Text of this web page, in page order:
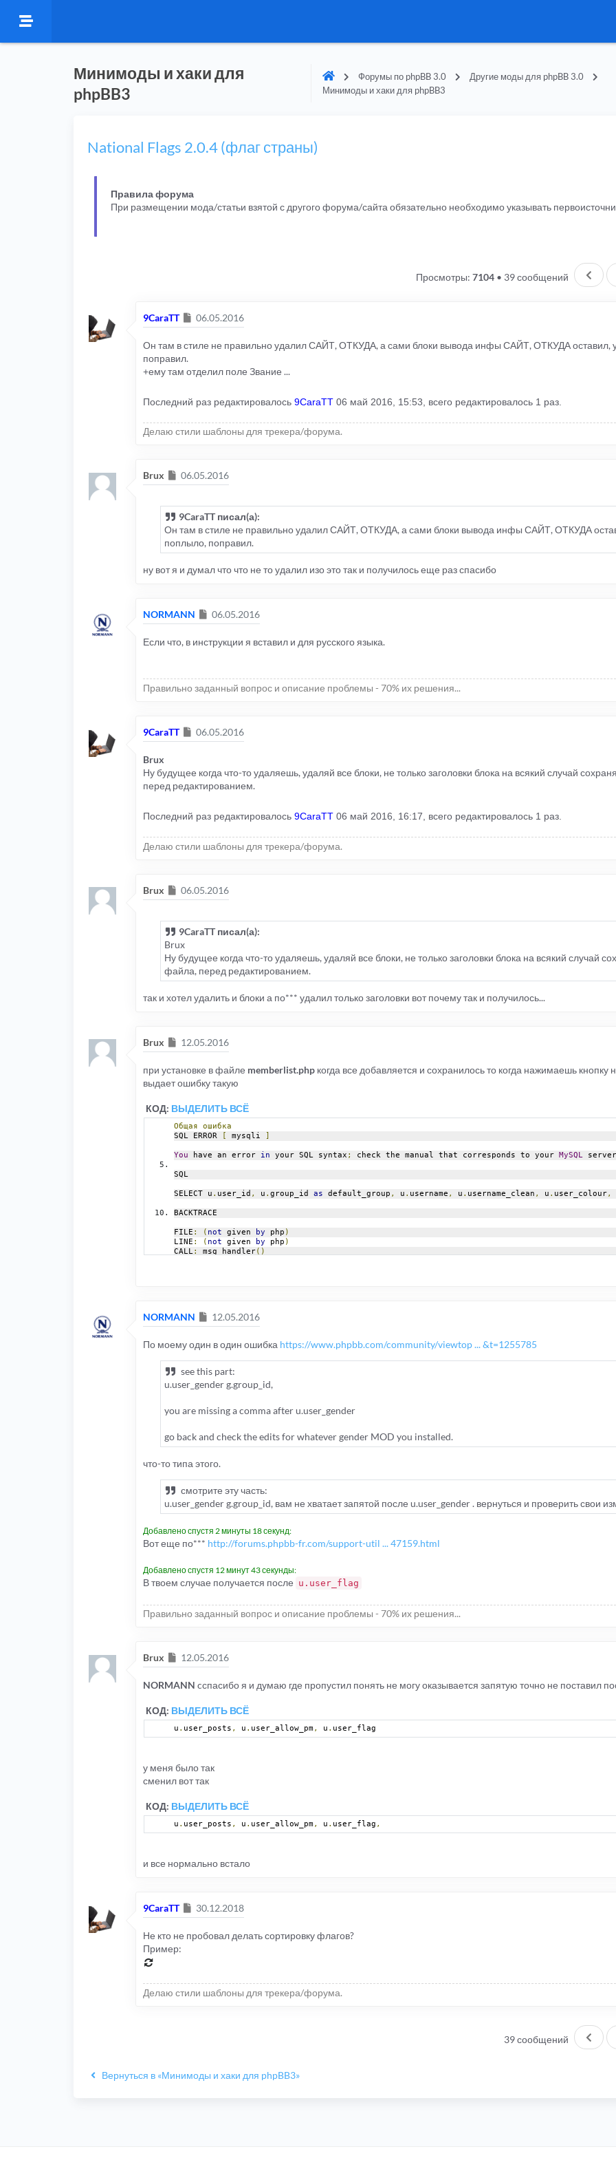
Минимоды и хаки для
phpBB3
Форумы по phpBB 3.0
Другие моды для phpBB 3.0
Минимоды и хаки для phpBB3
National Flags 2.0.4 (флаг страны)
Правила форума
При размещении мода/статьи взятой с другого форума/сайта обязательно необходимо указывать
39 сообщений
Просмотры: 7104•
9CaraTT Сообщение
06.05.2016
Он там в стиле не правильно удалил САЙТ, ОТКУДА, а сами блоки вывода инфы САЙТ, ОТКУДА оставил,
поправил.
+ему там отделил поле Звание ...
Последний раз редактировалось 9CaraTT 06 май 2016, 15:53, всего редактировалось 1 раз.
Делаю стили шаблоны для трекера/форума.
Brux Сообщение
06.05.2016
9CaraTT писал(а):
Он там в стиле не правильно удалил САЙТ, ОТКУДА, а сами блоки вывода инфы САЙТ, ОТКУДА
поплыло, поправил.
ну вот я и думал что что не то удалил изо это так и получилось еще раз спасибо
NORMANN Сообщение
06.05.2016
Если что, в инструкции я вставил и для русского языка.
Правильно заданный вопрос и описание проблемы - 70% их решения...
9CaraTT Сообщение
06.05.2016
Brux
Ну будущее когда что-то удаляешь, удаляй все блоки, не только заголовки блока на всякий случай
перед редактированием.
Последний раз редактировалось 9CaraTT 06 май 2016, 16:17, всего редактировалось 1 раз.
Делаю стили шаблоны для трекера/форума.
Brux Сообщение
06.05.2016
9CaraTT писал(а):
Brux
Ну будущее когда что-то удаляешь, удаляй все блоки, не только заголовки блока на всякий случай
файла, перед редактированием.
так и хотел удалить и блоки а по*** удалил только заголовки вот почему так и получилось...
Brux Сообщение
12.05.2016
при установке в файле memberlist.php когда все добавляется и сохранилось то когда нажимаешь кнопку
выдает ошибку такую
КОД: ВЫДЕЛИТЬ ВСЁ
Общая
ошибка
SQL ERROR
[ mysqli ]
You have an error in your SQL syntax ; check the manual that corresponds to your MySQL
SQL
SELECT u . user_id , u . group_id as default_group , u . username , u . username_clean , u . user_colour,
BACKTRACE
FILE : ( not given by php )
LINE : ( not given by php )
CALL: msg_handler()
LINE:
188
CALL: dbal->sql_error
FILE: [ROOT]/memberlist.php
CALL
: dbal_mysqli
NORMANN Сообщение
12.05.2016
По моему один в один ошибка https://www.phpbb.com/community/viewtop ... &t=1255785
see this part:
u.user_gender g.group_id,
you are missing a comma after u.user_gender
go back and check the edits for whatever gender MOD you installed.
что-то типа этого.
смотрите эту часть:
u.user_gender g.group_id, вам не хватает запятой после u.user_gender . вернуться и проверить свои
Добавлено спустя 2 минуты 18 секунд:
Вот еще по*** http://forums.phpbb-fr.com/support-util ... 47159.html
Добавлено спустя 12 минут 43 секунды:
В твоем случае получается после u.user_flag
Правильно заданный вопрос и описание проблемы - 70% их решения...
Brux Сообщение
12.05.2016
NORMANN cспасибо я и думаю где пропустил понять не могу оказывается запятую точно не поставил
КОД: ВЫДЕЛИТЬ ВСЁ
u . user_posts , u . user_allow_pm, u . user_flag
у меня было так
сменил вот так
КОД: ВЫДЕЛИТЬ ВСЁ
u . user_posts , u . user_allow_pm, u . user_flag ,
и все нормально встало
9CaraTT Сообщение
30.12.2018
Не кто не пробовал делать сортировку флагов?
Пример:
Делаю стили шаблоны для трекера/форума.
39 сообщений
Вернуться в «Минимоды и хаки для phpBB3»